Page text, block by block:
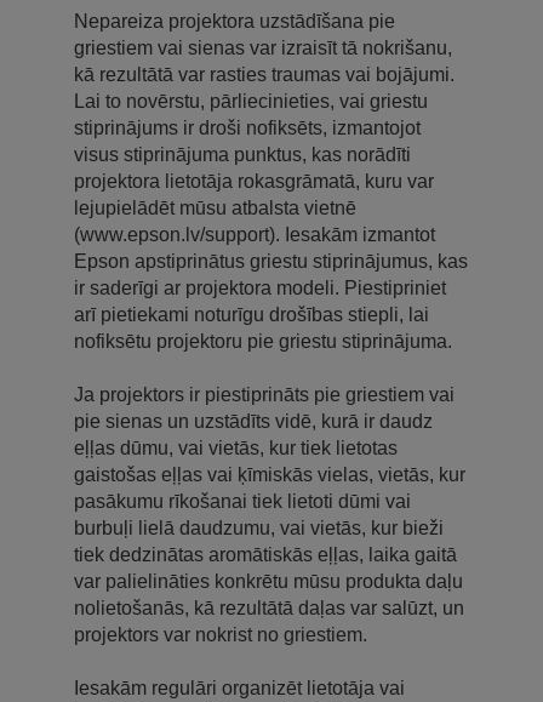
Nepareiza projektora uzstādīšana pie
griestiem vai sienas var izraisīt tā nokrišanu,
kā rezultātā var rasties traumas vai bojājumi.
Lai to novērstu, pārliecinieties, vai griestu
stiprinājums ir droši nofiksēts, izmantojot
visus stiprinājuma punktus, kas norādīti
projektora lietotāja rokasgrāmatā, kuru var
lejupielādēt mūsu atbalsta vietnē
(www.epson.lv/support). Iesakām izmantot
Epson apstiprinātus griestu stiprinājumus, kas
ir saderīgi ar projektora modeli. Piestipriniet
arī pietiekami noturīgu drošības stiepli, lai
nofiksētu projektoru pie griestu stiprinājuma.
Ja projektors ir piestiprināts pie griestiem vai
pie sienas un uzstādīts vidē, kurā ir daudz
eļļas dūmu, vai vietās, kur tiek lietotas
gaistošas eļļas vai ķīmiskās vielas, vietās, kur
pasākumu rīkošanai tiek lietoti dūmi vai
burbuļi lielā daudzumu, vai vietās, kur bieži
tiek dedzinātas aromātiskās eļļas, laika gaitā
var palielināties konkrētu mūsu produkta daļu
nolietošanās, kā rezultātā daļas var salūzt, un
projektors var nokrist no griestiem.
Iesakām regulāri organizēt lietotāja vai